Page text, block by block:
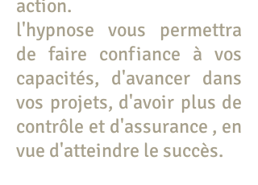
action.
l'hypnose vous permettra
de faire confiance à vos
capacités, d'avancer dans
vos projets, d'avoir plus de
contrôle et d'assurance , en
vue d'atteindre le succès.